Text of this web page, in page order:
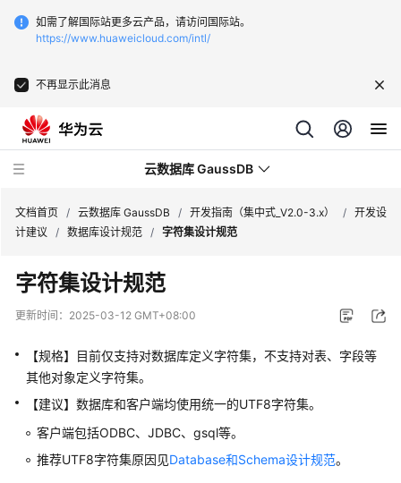
如需了解国际站更多云产品，请访问国际站。
https://www.huaweicloud.com/intl/
不再显示此消息
云数据库 GaussDB
最
新
动
服
务
公
告
产
文档首页 / 云数据库 GaussDB / 开发指南（集中式_V2.0-3.x） / 开发设
计建议
/ 数据库设计规范 / 字符集设计规范
字符集设计规范
更新时间： 2025-03-12 GMT+08:00
【规格】目前仅支持对数据库定义字符集，不支持对表、字段等
其他对象定义字符集。
【建议】数据库和客户端均使用统一的UTF8字符集。
客户端包括ODBC、JDBC、gsql等。
推荐UTF8字符集原因见Database和Schema设计规范。